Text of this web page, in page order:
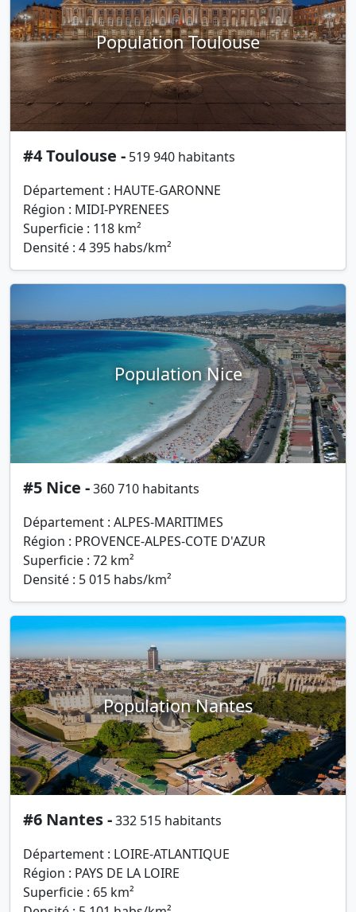
Population Toulouse
#4 Toulouse - 519 940 habitants
Département : HAUTE-GARONNE
Région : MIDI-PYRENEES
Superficie : 118 km²
Densité : 4 395 habs/km²
Population Nice
#5 Nice -360 710 habitants
Département : ALPES-MARITIMES
Région : PROVENCE-ALPES-COTE D'AZUR
Superficie : 72 km²
Densité : 5 015 habs/km²
Population Nantes
#6 Nantes -332 515 habitants
Département : LOIRE-ATLANTIQUE
Région : PAYS DE LA LOIRE
Superficie : 65 km²